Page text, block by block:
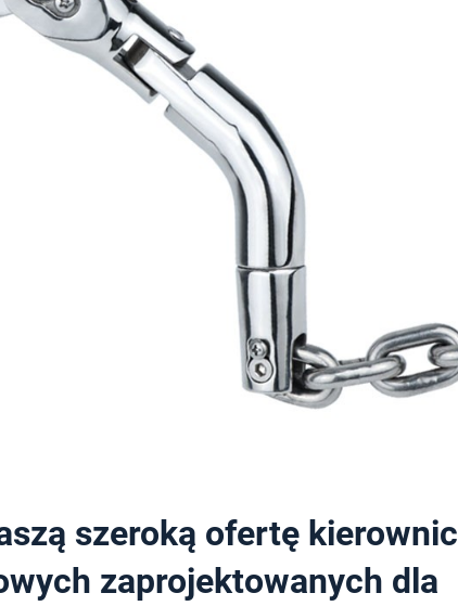
szeroką ofertę kierownic
zaprojektowanych dla